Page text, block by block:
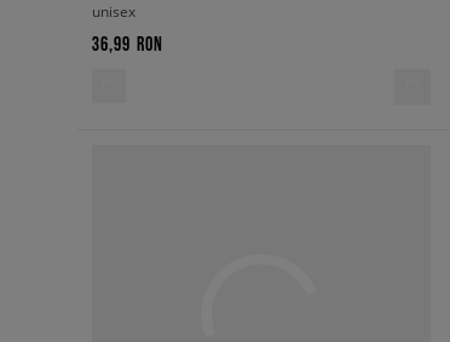
unisex
36,99 RON